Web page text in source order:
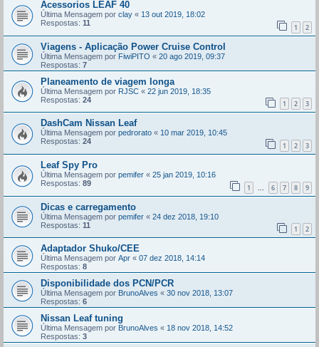
Acessorios LEAF 40
Última Mensagem por clay « 13 out 2019, 18:02
Respostas: 11 1 2
Viagens - Aplicação Power Cruise Control
Última Mensagem por FiwiPITO « 20 ago 2019, 09:37
Respostas: 7
Planeamento de viagem longa
Última Mensagem por RJSC « 22 jun 2019, 18:35
Respostas: 24 1 2 3
DashCam Nissan Leaf
Última Mensagem por pedrorato « 10 mar 2019, 10:45
Respostas: 24 1 2 3
Leaf Spy Pro
Última Mensagem por pemifer « 25 jan 2019, 10:16
Respostas: 89 1 ... 6 7 8 9
Dicas e carregamento
Última Mensagem por pemifer « 24 dez 2018, 19:10
Respostas: 11 1 2
Adaptador Shuko/CEE
Última Mensagem por Apr « 07 dez 2018, 14:14
Respostas: 8
Disponibilidade dos PCN/PCR
Última Mensagem por BrunoAlves « 30 nov 2018, 13:07
Respostas: 6
Nissan Leaf tuning
Última Mensagem por BrunoAlves « 18 nov 2018, 14:52
Respostas: 3